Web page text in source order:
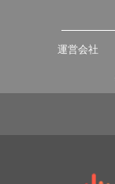
運営会社